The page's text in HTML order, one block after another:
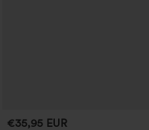
€35,95 EUR